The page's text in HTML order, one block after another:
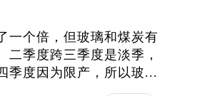
一个倍，但玻璃和煤炭有
二季度跨三季度是淡季，
季度因为限产，所以玻...